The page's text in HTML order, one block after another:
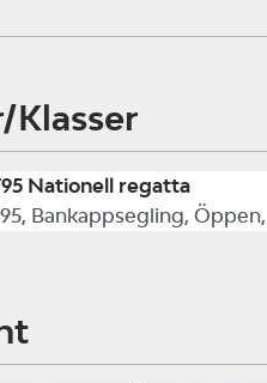
Klasser
Nationell regatta
Bankappsegling, Öppen,